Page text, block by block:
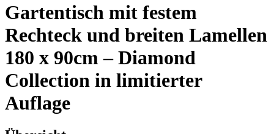
Gartentisch mit festem
Rechteck und breiten Lamellen
180 x 90cm – Diamond
Collection in limitierter
Auflage